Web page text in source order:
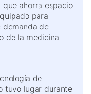
que ahorra espacio
para
demanda de
de la medicina
de
tuvo lugar durante